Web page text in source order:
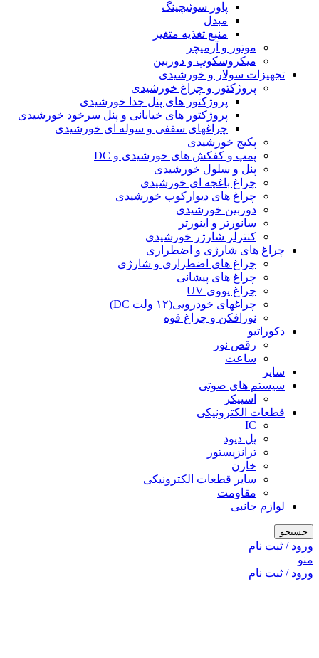
پاور سوئیچینگ
مبدل
منبع تغذیه متغیر
موتور و آرمیچر
میکروسکوپ و دوربین
تجهیزات سولار و خورشیدی
پروژکتور و چراغ خورشیدی
پروژکتور های پنل جدا خورشیدی
پروژکتور های خیابانی و پنل سرخود خورشیدی
چراغهای سقفی و سوله ای خورشیدی
پکیج خورشیدی
پمپ و کفکش های خورشیدی و DC
پنل و سلول خورشیدی
چراغ باغچه ای خورشیدی
چراغ های دیوارکوب خورشیدی
دوربین خورشیدی
سانورتر و اینورتر
کنترلر شارژر خورشیدی
چراغ های شارژی و اضطراری
چراغ های اضطراری و شارژی
چراغ های پیشانی
چراغ یووی UV
چراغهای خودرویی(۱۲ ولت DC)
نورافکن و چراغ قوه
دکوراتیو
رقص نور
ساعت
سایر
سیستم های صوتی
اسپیکر
قطعات الکترونیکی
IC
پل دیود
ترانزیستور
خازن
سایر قطعات الکترونیکی
مقاومت
لوازم جانبی
جستجو
ورود / ثبت نام
منو
ورود / ثبت نام